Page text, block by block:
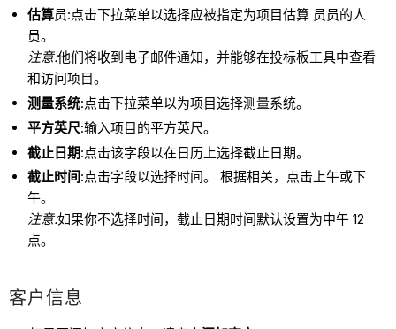
估算员:点击下拉菜单以选择应被指定为项目估算 员员的人
员。
注意:他们将收到电子邮件通知，并能够在投标板工具中查看
和访问项目。
测量系统:点击下拉菜单以为项目选择测量系统。
平方英尺:输入项目的平方英尺。
截止日期:点击该字段以在日历上选择截止日期。
截止时间:点击字段以选择时间。 根据相关，点击上午或下
午。
注意:如果你不选择时间，截止日期时间默认设置为中午 12
点。
客户信息